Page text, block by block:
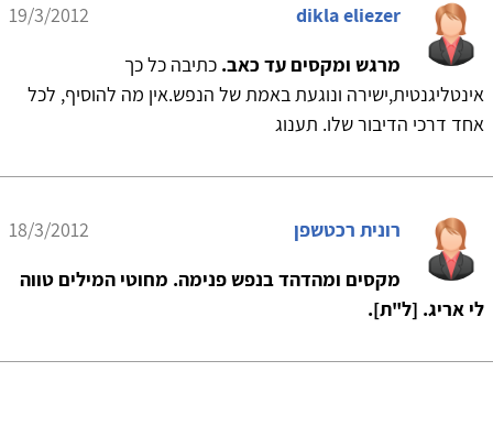
dikla eliezer
19/3/2012
מרגש ומקסים עד כאב. כתיבה כל כך
אינטליגנטית,ישירה ונוגעת באמת של הנפש.אין מה להוסיף, לכל
אחד דרכי הדיבור שלו. תענוג
רונית רכטשפן
18/3/2012
מקסים ומהדהד בנפש פנימה. מחוטי המילים טווה
לי אריג. [ל"ת].